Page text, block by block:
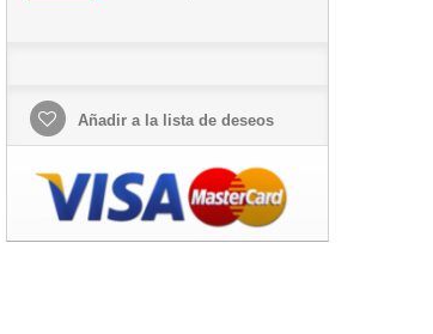
Añadir a la lista de deseos